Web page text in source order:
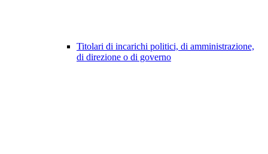
Titolari di incarichi politici, di amministrazione,
di direzione o di governo